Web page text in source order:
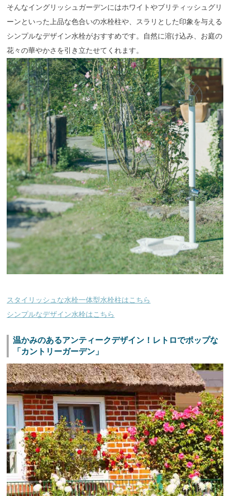
そんなイングリッシュガーデンにはホワイトやブリティッシュグリ
ーンといった上品な色合いの水栓柱や、スラリとした印象を与える
シンプルなデザイン水栓がおすすめです。自然に溶け込み、お庭の
花々の華やかさを引き立たせてくれます。
スタイリッシュな水栓一体型水栓柱はこちら
シンプルなデザイン水栓はこちら
温かみのあるアンティークデザイン！レトロでポップな
「カントリーガーデン」